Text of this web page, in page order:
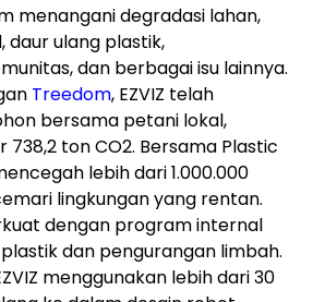
menangani degradasi lahan,
daur ulang plastik,
dan berbagai isu lainnya.
Treedom, EZVIZ telah
bersama petani lokal,
738,2 ton CO2. Bersama Plastic
lebih dari 1.000.000
lingkungan yang rentan.
dengan program internal
dan pengurangan limbah.
menggunakan lebih dari 30